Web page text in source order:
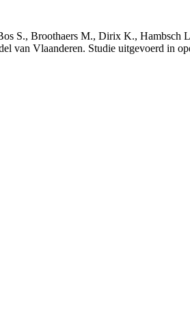
S., Broothaers M., Dirix K.,
van Vlaanderen. Studie uitgevoerd in